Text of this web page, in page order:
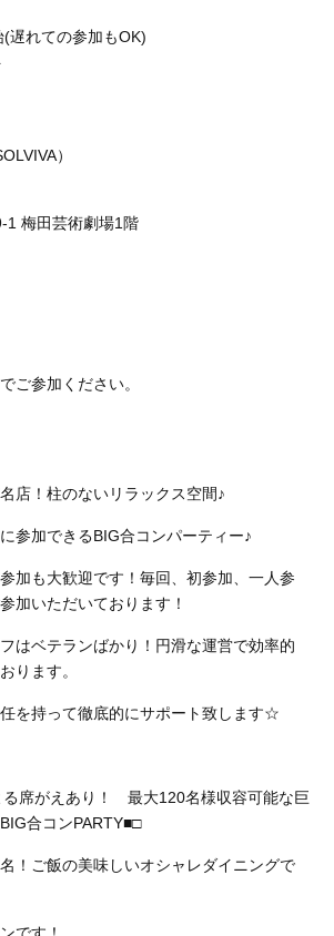
(遅れての参加もOK)
）
1 梅田芸術劇場1階
ご参加ください。
店！柱のないリラックス空間♪
参加できるBIG合コンパーティー♪
加も大歓迎です！毎回、初参加、一人参
加いただいております！
はベテランばかり！円滑な運営で効率的
ります。
を持って徹底的にサポート致します☆
る席がえあり！ 最大120名様収容可能な巨
合コンPARTY■□
！ご飯の美味しいオシャレダイニングで
です！